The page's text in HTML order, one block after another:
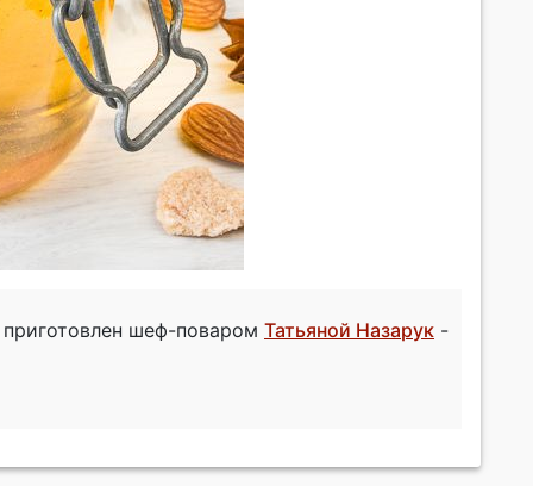
шеф-поваром Татьяной Назарук -